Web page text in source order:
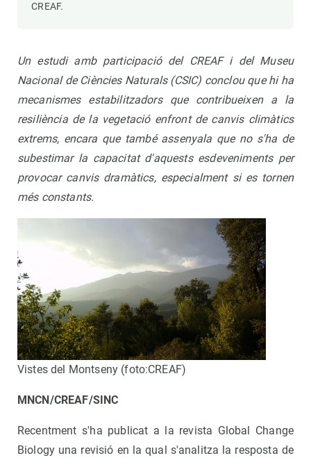
CREAF.
Un estudi amb participació del CREAF i del Museu
Nacional de Ciències Naturals (CSIC) conclou que hi ha
mecanismes estabilitzadors que contribueixen a la
resiliència de la vegetació enfront de canvis climàtics
extrems, encara que també assenyala que no s'ha de
subestimar la capacitat d'aquests esdeveniments per
provocar canvis dramàtics, especialment si es tornen
més constants.
Vistes del Montseny (foto:CREAF)
MNCN/CREAF/SINC
Recentment s'ha publicat a la revista Global Change
Biology una revisió en la qual s'analitza la resposta de